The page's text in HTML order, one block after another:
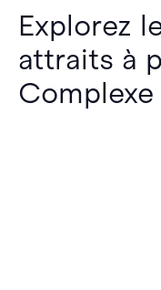
Explorez
attraits à